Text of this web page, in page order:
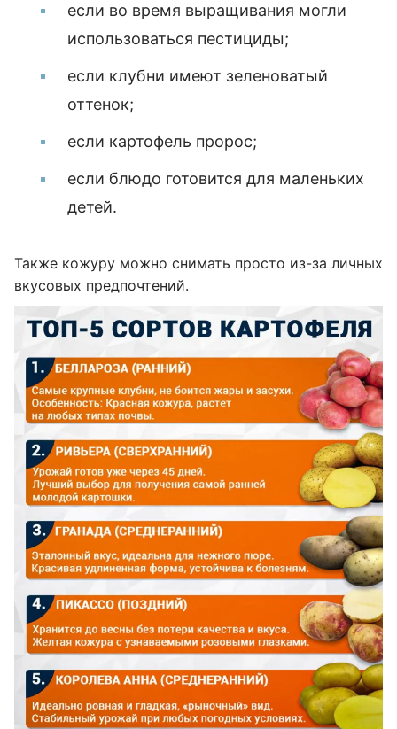
если во время выращивания могли
использоваться пестициды;
если клубни имеют зеленоватый
оттенок;
если картофель пророс;
если блюдо готовится для маленьких
детей.
Также кожуру можно снимать просто из-за личных
вкусовых предпочтений.